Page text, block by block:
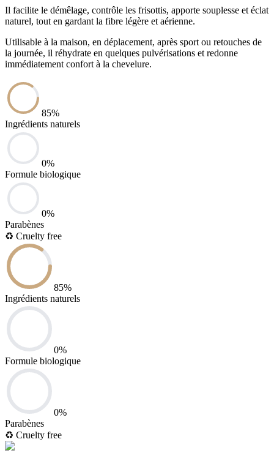
Il facilite le démêlage, contrôle les frisottis, apporte souplesse et éclat
naturel, tout en gardant la fibre légère et aérienne.
Utilisable à la maison, en déplacement, après sport ou retouches de
la journée, il réhydrate en quelques pulvérisations et redonne
immédiatement confort à la chevelure.
85%
Ingrédients naturels
0%
Formule biologique
0%
Parabènes
♻️ Cruelty free
85%
Ingrédients naturels
0%
Formule biologique
0%
Parabènes
♻️ Cruelty free